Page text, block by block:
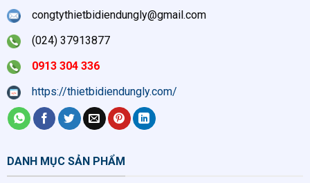
congtythietbidiendungly@gmail.com
(024) 37913877
0913 304 336
https://thietbidiendungly.com/
DANH MỤC SẢN PHẨM